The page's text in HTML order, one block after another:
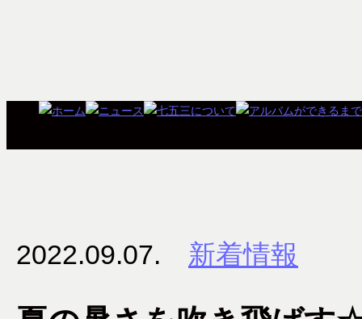
2022.09.07. 新着情報